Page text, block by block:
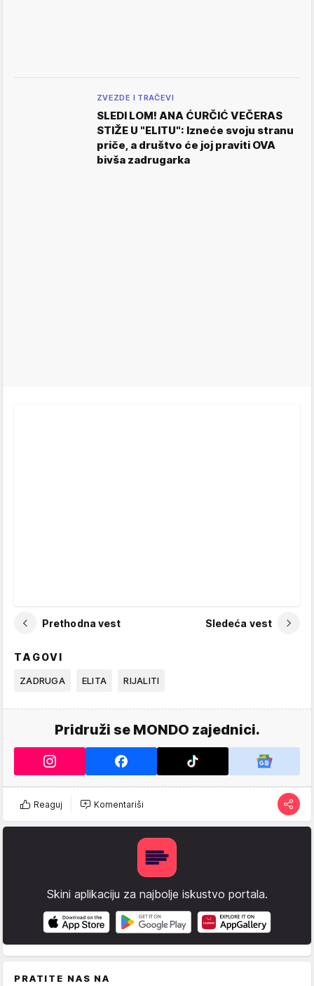
ZVEZDE I TRAČEVI
SLEDI LOM! ANA ĆURČIĆ VEČERAS
STIŽE U "ELITU": Izneće svoju stranu
priče, a društvo će joj praviti OVA
bivša zadrugarka
Prethodna vest Sledeća vest
TAGOVI
ZADRUGA ELITA RIJALITI
Pridruži se MONDO zajednici.
Reaguj Komentariši
Skini aplikaciju za najbolje iskustvo portala.
PRATITE NAS NA